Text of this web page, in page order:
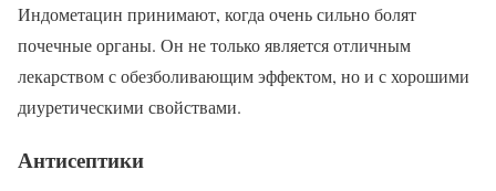
Индометацин принимают, когда очень сильно болят
почечные органы. Он не только является отличным
лекарством с обезболивающим эффектом, но и с хорошими
диуретическими свойствами.
Антисептики